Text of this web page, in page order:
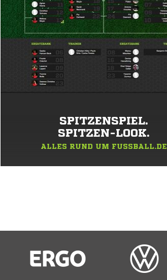
SPITZENSPIEL.
SPITZEN-LOOK.
ALLES RUND UM FUSSBALL.DE